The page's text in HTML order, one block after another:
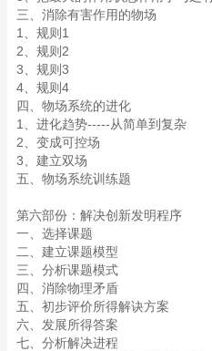
三、消除有害作用的物场
1、规则1
2、规则2
3、规则3
4、规则4
四、物场系统的进化
1、进化趋势-----从简单到复杂
2、变成可控场
3、建立双场
五、物场系统训练题
第六部份：解决创新发明程序
一、选择课题
二、建立课题模型
三、分析课题模式
四、消除物理矛盾
五、初步评价所得解诀方案
六、发展所得答案
七、分析解决进程